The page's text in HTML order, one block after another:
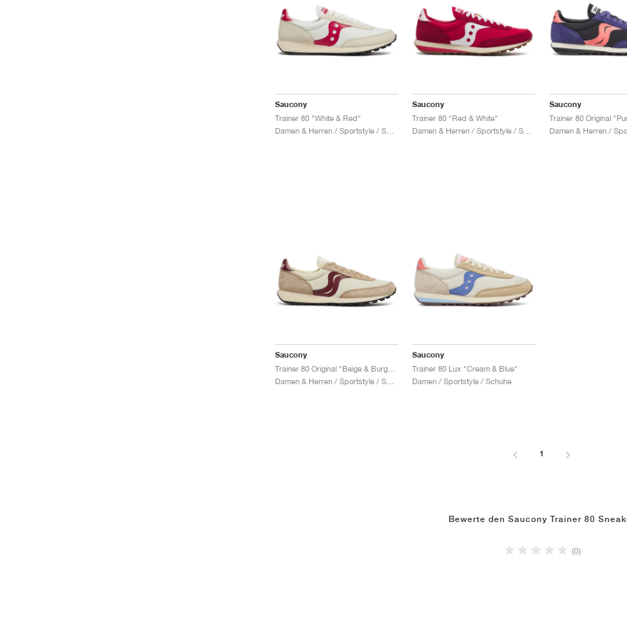
Saucony
Trainer 80 "White & Red"
Saucony
Trainer 80 "Red & White"
Damen & Herren / Sportstyle / Schuhe
Saucony
Trainer 80 Original
Saucony Saucony
Trainer 80 Lux "Cream & Blue"
Damen / Sportstyle / Schuhe
1
Bewerte den Saucony Trainer 80
(0)